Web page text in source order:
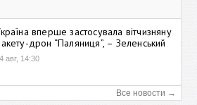
вперше застосувала вітчизняну
дрон “Паляниця”, – Зеленський
авг, 14:30
Все новости →